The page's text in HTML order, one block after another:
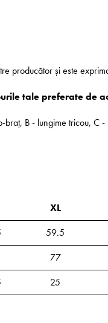
producător și este
tale preferate de
B - lungime tricou, C
XL
59.5
77
25